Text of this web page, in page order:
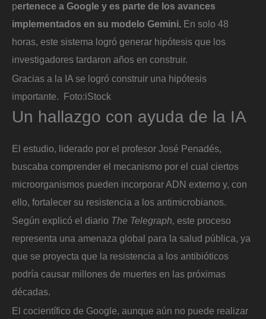
pertenece a Google y es parte de los avances
implementados en su modelo Gemini. En solo 48
horas, este sistema logró generar hipótesis que los
investigadores tardaron años en construir.
Gracias a la IA se logró construir una hipótesis
importante. Foto:iStock
Un hallazgo con ayuda de la IA
El estudio, liderado por el profesor José Penadés,
buscaba comprender el mecanismo por el cual ciertos
microorganismos pueden incorporar ADN externo y, con
ello, fortalecer su resistencia a los antimicrobianos.
Según explicó el diario The Telegraph, este proceso
representa una amenaza global para la salud pública, ya
que se proyecta que la resistencia a los antibióticos
podría causar millones de muertes en las próximas
décadas.
El cocientífico de Google, aunque aún no puede realizar